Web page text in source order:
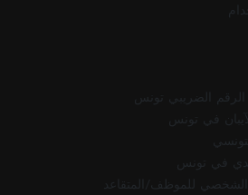
الضريبي تونس
في تونس
في تونس
للموظف/المتقاعد